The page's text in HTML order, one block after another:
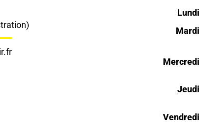
Lundi
Mardi
Mercredi
Jeudi
Vendredi